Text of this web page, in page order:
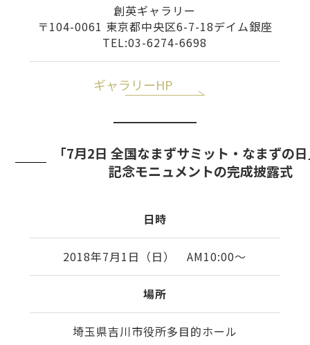
創英ギャラリー
〒104-0061 東京都中央区6-7-18デイム銀座
TEL:03-6274-6698
ギャラリーHP
「7月2日 全国なまずサミット・なまずの
記念モニュメントの完成披露式
日時
2018年7月1日（日） AM10:00〜
場所
埼玉県吉川市役所多目的ホール